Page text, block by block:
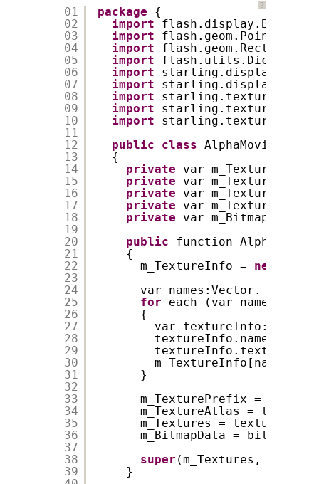
？
01
02
03
04
05
06
07
08
09
10
11
12
13
14
15
16
17
18
19
20
21
22
23
24
25
26
27
28
29
30
31
32
33
34
35
36
37
38
39
package
{
import
import
flash.geom.Point;
import
flash.geom.Rectangle;
import
import
import
import
import
import
public
class AlphaMovieClip
{
private
var
private
var
private
var m_Textures
private
var m_TextureInfo
private
var m_BitmapData
public
function
{
m_TextureInfo = new
var names:Vector. =
for
each (var
{
var
textureInfo.name =
textureInfo.texture =
m_TextureInfo[name] =
}
m_TexturePrefix =
m_TextureAtlas =
m_Textures =
m_BitmapData =
super (m_Textures, fps);
}